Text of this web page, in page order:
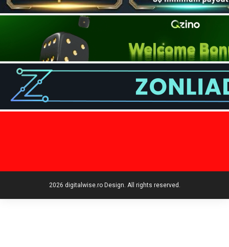
2026 digitalwise.ro Design. All rights reserved.